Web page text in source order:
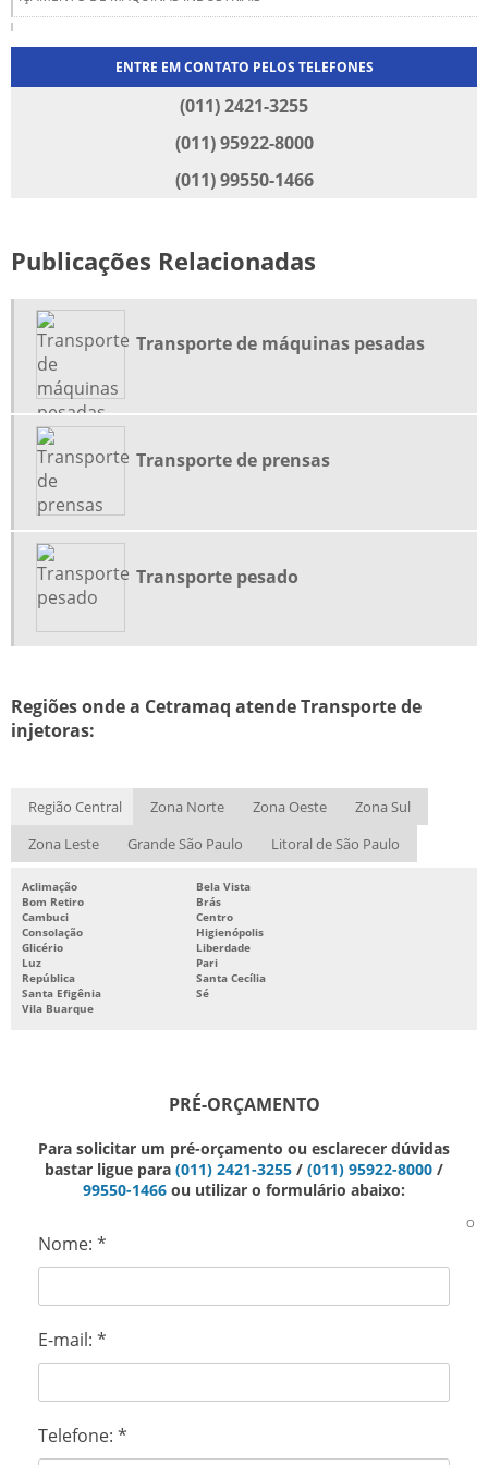
LOCAÇÃO DE CAMINHÃO MUNCK
LOCAÇÃO DE GUINDASTE
LOCAÇÃO DE GUINDASTE EM GUARULHOS
LOCAÇÃO DE GUINDASTE EM SÃO PAULO
LOCAÇÃO DE MUNCK EM GUARULHOS
LOCAÇÃO DE MUNCK EM ITAQUAQUECETUBA
LOCAÇÃO DE MUNCK EM JUNDIAÍ
LOCAÇÃO DE MUNCK EM SÃO PAULO
LOCAÇÃO DE MUQUE
MOVIMENTAÇÃO DE INJETORAS
MOVIMENTAÇÃO DE MÁQUINAS
MOVIMENTAÇÃO E IÇAMENTO DE CARGAS ESPECIAIS
MUDANÇA INDUSTRIAL
MUDANÇAS E MONTAGENS DE MÁQUINAS PESADAS
REMOÇÃO INDUSTRIAL
TRANSPORTADORA DE CARGAS PESADAS
TRANSPORTADORA DE EQUIPAMENTOS PESADOS
TRANSPORTE DE CARGAS PESADAS
TRANSPORTE DE EQUIPAMENTOS PESADOS
TRANSPORTE DE MÁQUINAS E EQUIPAMENTOS
TRANSPORTE DE MÁQUINAS INDUSTRIAIS
TRANSPORTES PESADOS ESPECIAIS
TRANSPORTADORA DE MÁQUINAS PESADAS
ENTRE EM CONTATO PELOS TELEFONES
(011) 2421-3255
(011) 95922-8000
(011) 99550-1466
Publicações Relacionadas
Transporte de máquinas pesadas
Transporte de prensas
Transporte pesado
Regiões onde a Cetramaq atende Transporte de
injetoras:
Região Central Zona Norte Zona Oeste
Zona Sul
Zona Leste
Grande São Paulo Litoral de São Paulo
Aclimação
Bela Vista
Bom Retiro
Brás
Cambuci
Centro
Consolação
Higienópolis
Glicério
Liberdade
Luz
Pari
República
Santa Cecília
Santa Efigênia
Sé
Vila Buarque
PRÉ-ORÇAMENTO
Para solicitar um pré-orçamento ou esclarecer dúvidas
bastar ligue para (011) 2421-3255 / (011) 95922-8000 /
99550-1466 ou utilizar o formulário abaixo:
Nome: *
E-mail: *
Telefone: *
O